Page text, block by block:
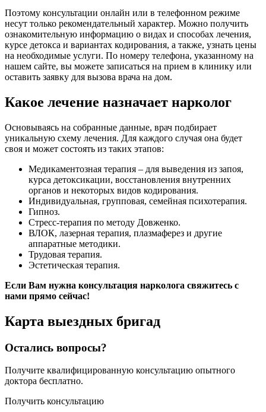
Поэтому консультации онлайн или в телефонном режиме
несут только рекомендательный характер. Можно получить
ознакомительную информацию о видах и способах лечения,
курсе детокса и вариантах кодирования, а также, узнать цены
на необходимые услуги. По номеру телефона, указанному на
нашем сайте, вы можете записаться на прием в клинику или
оставить заявку для вызова врача на дом.
Какое лечение назначает нарколог
Основываясь на собранные данные, врач подбирает
уникальную схему лечения. Для каждого случая она будет
своя и может состоять из таких этапов:
Медикаментозная терапия – для выведения из запоя,
курса детоксикации, восстановления внутренних
органов и некоторых видов кодирования.
Индивидуальная, групповая, семейная психотерапия.
Гипноз.
Стресс-терапия по методу Довженко.
ВЛОК, лазерная терапия, плазмаферез и другие
аппаратные методики.
Трудовая терапия.
Эстетическая терапия.
Если Вам нужна консультация нарколога свяжитесь с
нами прямо сейчас!
Карта выездных бригад
Остались вопросы?
Получите квалифицированную консультацию опытного
доктора бесплатно.
Получить консультацию